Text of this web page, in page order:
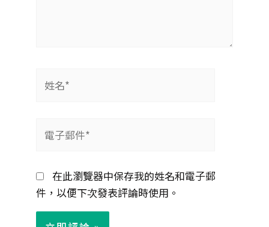
名
件
*
在此瀏覽器中保存我的姓名和電子郵
件，以便下次發表評論時使用。